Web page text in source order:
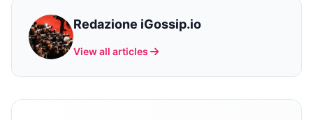
Redazione iGossip.io
View all articles